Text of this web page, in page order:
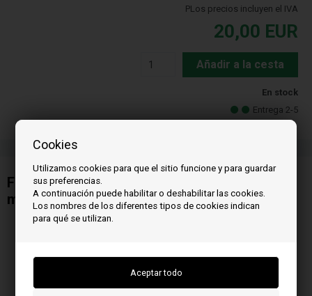
Cookies
Utilizamos cookies para que el sitio funcione y para guardar
sus preferencias.
A continuación puede habilitar o deshabilitar las cookies.
Los nombres de los diferentes tipos de cookies indican
para qué se utilizan.
PLos precios incluyen el IVA
20,00 EUR
Añadir a la cesta
En stock
Entrega 2-5
Felt gasket for MCZ pellet stove 200 x 108
mm